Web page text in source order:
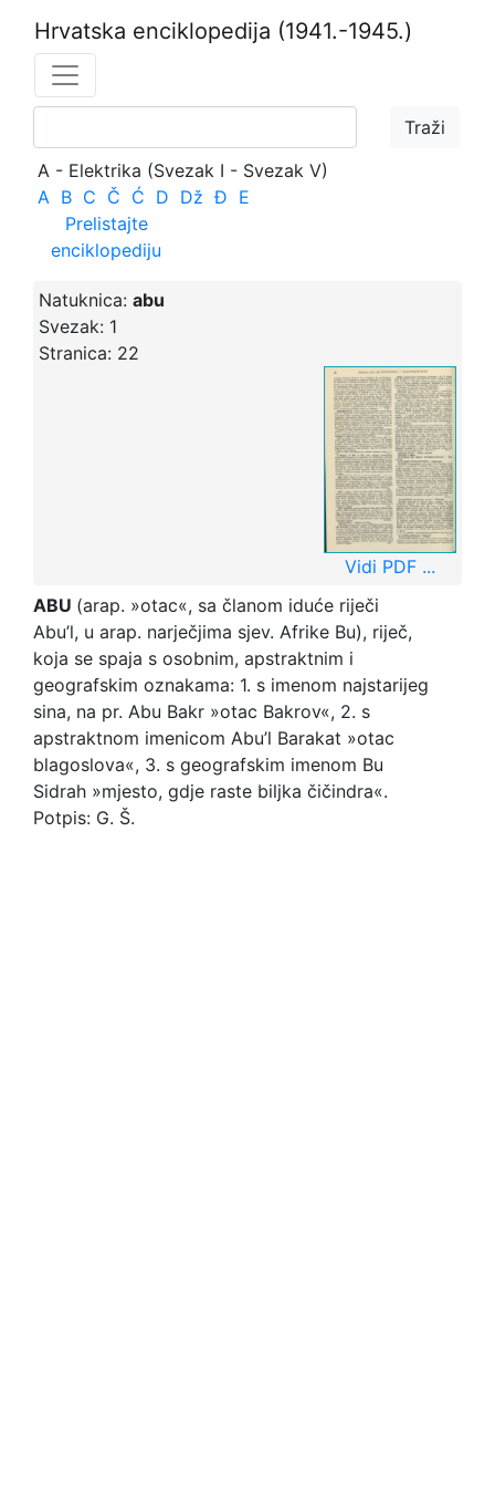
Hrvatska enciklopedija (1941.-1945.)
A - Elektrika (Svezak I - Svezak V)
A B C Č Ć D Dž Đ E
Prelistajte
enciklopediju
Natuknica: abu
Svezak: 1
Stranica: 22
Vidi PDF ...
ABU (arap. »otac«, sa članom iduće riječi
Abu’l, u arap. narječjima sjev. Afrike Bu), riječ,
koja se spaja s osobnim, apstraktnim i
geografskim oznakama: 1. s imenom najstarijeg
sina, na pr. Abu Bakr »otac Bakrov«, 2. s
apstraktnom imenicom Abu’l Barakat »otac
blagoslova«, 3. s geografskim imenom Bu
Sidrah »mjesto, gdje raste biljka čičindra«.
Potpis: G. Š.